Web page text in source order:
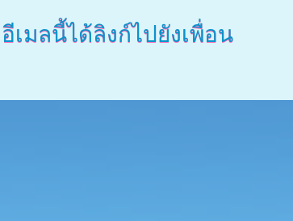
อีเมลนี้ได้ลิงก์ไปยังเพื่อน